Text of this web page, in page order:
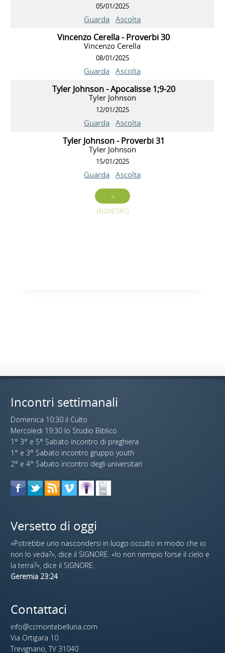
05/01/2025
Guarda Ascolta
Vincenzo Cerella - Proverbi 30
Vincenzo Cerella
08/01/2025
Guarda Ascolta
Tyler Johnson - Apocalisse 1;9-20
Tyler Johnson
12/01/2025
Guarda Ascolta
Tyler Johnson - Proverbi 31
Tyler Johnson
15/01/2025
Guarda Ascolta
«
INDIETRO
Incontri settimanali
Domenica 10:30 il Culto
Mercoledi 19:30 lo Studio Biblico
1° 3° e 5° Sabato incontro di preghiera
1° e 3° Sabato incontro gruppo youth
2° e 4° Sabato incontro degli universitari
Versetto di oggi
«Potrebbe uno nascondersi in luogo occulto in modo che io
non lo veda?», dice il SIGNORE. «Io non riempio forse il cielo e
la terra?», dice il SIGNORE.
Geremia 23:24
Contattaci
info@ccmontebelluna.com
Via Ortigara 10
Trevignano, TV 31040